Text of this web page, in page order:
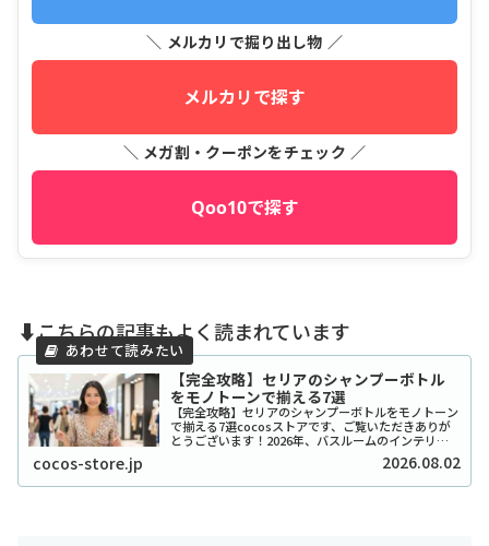
＼ メルカリで掘り出し物 ／
メルカリで探す
＼ メガ割・クーポンをチェック ／
Qoo10で探す
⬇️こちらの記事もよく読まれています
【完全攻略】セリアのシャンプーボトル
をモノトーンで揃える7選
【完全攻略】セリアのシャンプーボトルをモノトーン
で揃える7選cocosストアです、ご覧いただきありが
とうございます！2026年、バスルームのインテリア
をワンランク上げたいと考えているあなたに、セリア
のシャンプーボトル（モノトーン）はまさに救...
cocos-store.jp 2026.08.02